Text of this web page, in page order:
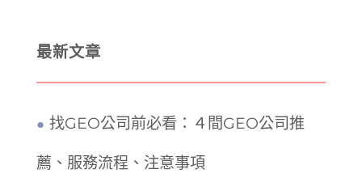
最新文章
找GEO公司前必看：４間GEO公司推
薦、服務流程、注意事項